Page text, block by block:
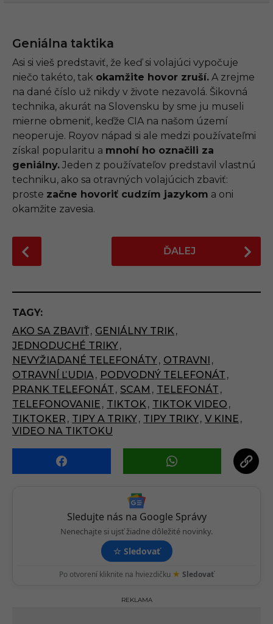
Geniálna taktika
Asi si vieš predstaviť, že keď si volajúci vypočuje
niečo takéto, tak okamžite hovor zruší. A zrejme
na dané číslo už nikdy v živote nezavolá. Šikovná
technika, akurát na Slovensku by sme ju museli
mierne obmeniť, keďže CIA na našom území
neoperuje. Royov nápad si ale medzi používateľmi
získal popularitu a mnohí ho označili za
geniálny. Jeden z používateľov predstavil vlastnú
techniku, ako sa otravných volajúcich zbaviť:
proste začne hovoriť cudzím jazykom a oni
okamžite zavesia.
o
t
P
a
g
i
n
a
t
i
o
n
ĎALEJ
TAGY:
AKO SA ZBAVIŤ, GENIÁLNY TRIK ,
JEDNODUCHÉ TRIKY,
NEVYŽIADANÉ TELEFONÁTY, OTRAVNI ,
OTRAVNÍ ĽUDIA , PODVODNÝ TELEFONÁT ,
PRANK TELEFONÁT , SCAM , TELEFONÁT ,
TELEFONOVANIE , TIKTOK , TIKTOK VIDEO ,
TIKTOKER , TIPY A TRIKY, TIPY TRIKY, V KINE ,
VIDEO NA TIKTOKU
Sledujte nás na Google Správy
Nenechajte si ujsť žiadne dôležité novinky.
☆ Sledovať
Po otvorení kliknite na hviezdičku ★ Sledovať
REKLAMA